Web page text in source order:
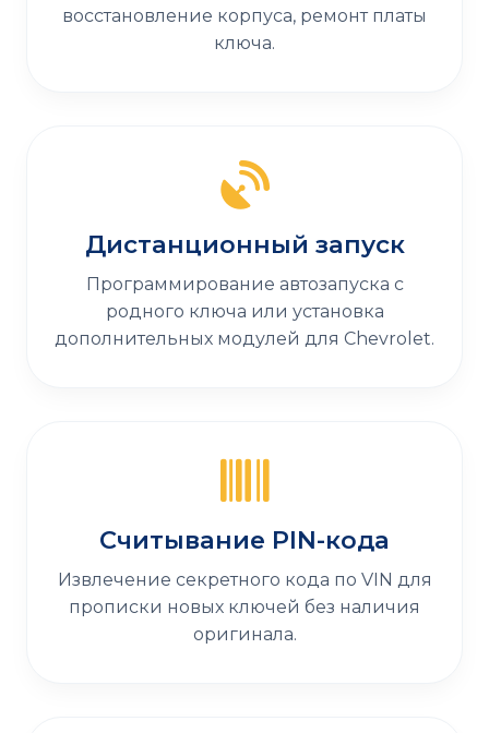
восстановление корпуса, ремонт платы
ключа.
Дистанционный запуск
Программирование автозапуска с
родного ключа или установка
дополнительных модулей для Chevrolet.
Считывание PIN-кода
Извлечение секретного кода по VIN для
прописки новых ключей без наличия
оригинала.